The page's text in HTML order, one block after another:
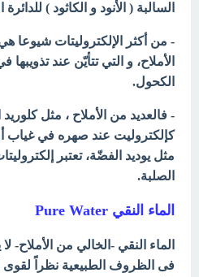
السالبة ( الأنود و الكاثود ) للدائرة
- من أكثر الإلكتروليتات شيوعا
الأملاح، و التي تتأيّن عند
الكحول.
- فالعديد من الأملاح ، مثل
كإلكتروليت عند صهره في غياب
مثل يوديد الفضّة، تعتبر
الصلبة.
الماء النقي Pure Water
الماء النقي -الخالي من الأملاح- لا
فى الظروف الطبيعية نظراً لقوى